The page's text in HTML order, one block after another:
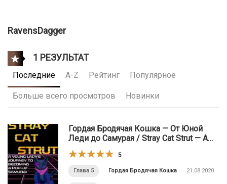
RavensDagger
1 РЕЗУЛЬТАТ
Последние A-Z Рейтинг Популярное
Больше всего просмотров Новинки
Гордая Бродячая Кошка — От Юной
Леди до Самурая / Stray Cat Strut ⁠— A
Young Lady’s Journey to Becoming a Pop-
Up Samurai
5
Глава 5 Гордая Бродячая Кошка 21.08.2020